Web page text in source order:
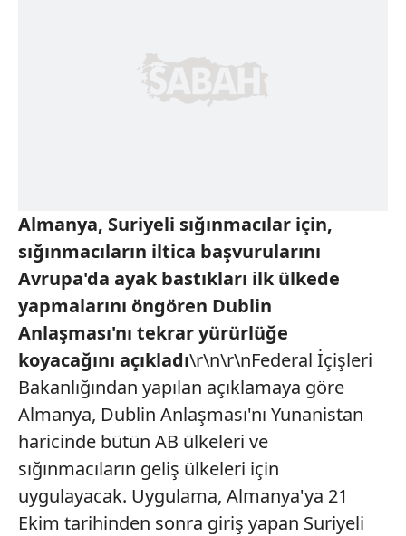
Almanya, Suriyeli sığınmacılar için,
sığınmacıların iltica başvurularını
Avrupa'da ayak bastıkları ilk ülkede
yapmalarını öngören Dublin
Anlaşması'nı tekrar yürürlüğe
koyacağını açıkladı\r\n\r\nFederal İçişleri
Bakanlığından yapılan açıklamaya göre
Almanya, Dublin Anlaşması'nı Yunanistan
haricinde bütün AB ülkeleri ve
sığınmacıların geliş ülkeleri için
uygulayacak. Uygulama, Almanya'ya 21
Ekim tarihinden sonra giriş yapan Suriyeli